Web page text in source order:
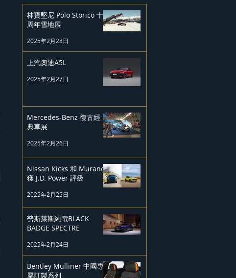
林寶堅尼 Polo Storico 十
周年雪地展
2025年2月28日
上汽奧迪A5L
2025年2月27日
Mercedes-Benz 復古經
典車展
2025年2月26日
Nissan Kicks 和 Murano
獲 J.D. Power 評級
2025年2月25日
勞斯萊斯純電BLACK
BADGE SPECTRE
2025年2月24日
Bentley Mulliner 中國專
屬訂製系列